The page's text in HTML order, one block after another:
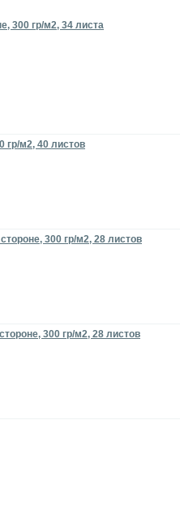
300 гр/м2, 34 листа
гр/м2, 40 листов
300 гр/м2, 28 листов
300 гр/м2, 28 листов